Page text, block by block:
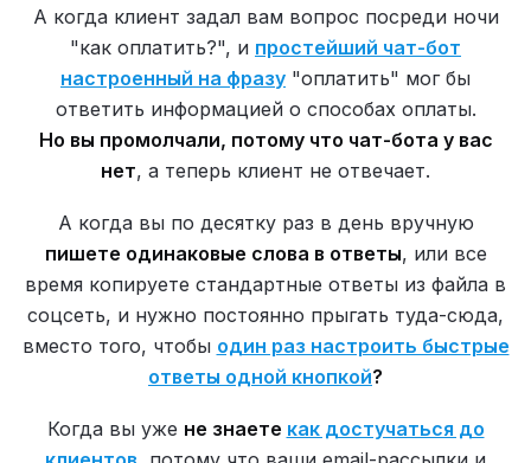
А когда клиент задал вам вопрос посреди ночи
"как оплатить?", и простейший чат-бот
настроенный на фразу "оплатить" мог бы
ответить информацией о способах оплаты.
Но вы промолчали, потому что чат-бота у вас
нет, а теперь клиент не отвечает.
А когда вы по десятку раз в день вручную
пишете одинаковые слова в ответы, или все
время копируете стандартные ответы из файла в
соцсеть, и нужно постоянно прыгать туда-сюда,
вместо того, чтобы один раз настроить быстрые
ответы одной кнопкой?
Когда вы уже не знаете как достучаться до